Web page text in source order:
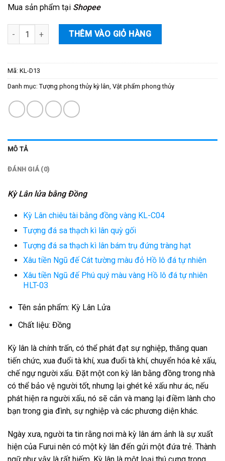
Mua sản phẩm tại Shopee
Số lượng THÊM VÀO GIỎ HÀNG
Mã: KL-D13
Danh mục:Tượng phong thủy kỳ lân, Vật phẩm phong thủy
MÔ TẢ
ĐÁNH GIÁ (0)
Kỳ Lân lửa bằng Đồng
Kỳ Lân chiêu tài bằng đồng vàng KL-C04
Tượng đá sa thạch kì lân quỳ gối
Tượng đá sa thạch kì lân bám trụ đứng tràng hạt
Xâu tiền Ngũ đế Cát tường màu đỏ Hồ lô đá tự nhiên
Xâu tiền Ngũ đế Phú quý màu vàng Hồ lô đá tự nhiên
HLT-03
Tên sản phẩm: Kỳ Lân Lửa
Chất liệu: Đồng
Kỳ lân là chính trấn, có thể phát đạt sự nghiệp, thăng quan
tiến chức, xua đuổi tà khí, xua đuổi tà khí, chuyển hóa kẻ xấu,
chế ngự người xấu. Đặt một con kỳ lân bằng đồng trong nhà
có thể bảo vệ người tốt, nhưng lại ghét kẻ xấu như ác, nếu
phát hiện ra người xấu, nó sẽ cắn và mang lại điềm lành cho
bạn trong gia đình, sự nghiệp và các phương diện khác.
Ngày xưa, người ta tin rằng nơi mà kỳ lân ám ảnh là sự xuất
hiện của Furui nên có một kỳ lân đến gửi một đứa trẻ. Thành
ngữ như vậy là rất hiếm. Kỳ lân là một loại thú cưng trong